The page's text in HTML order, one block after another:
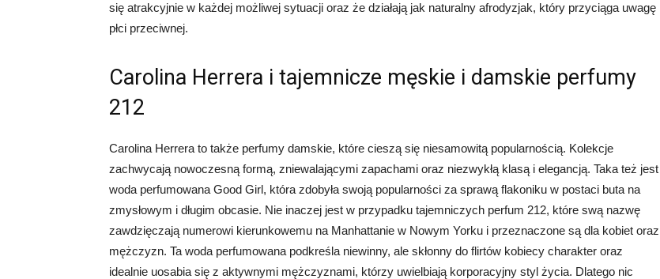
się atrakcyjnie w każdej możliwej sytuacji oraz że działają jak naturalny afrodyzjak, który przyciąga uwagę
płci przeciwnej.
Carolina Herrera i tajemnicze męskie i damskie perfumy
212
Carolina Herrera to także perfumy damskie, które cieszą się niesamowitą popularnością. Kolekcje
zachwycają nowoczesną formą, zniewalającymi zapachami oraz niezwykłą klasą i elegancją. Taka też jest
woda perfumowana Good Girl, która zdobyła swoją popularności za sprawą flakoniku w postaci buta na
zmysłowym i długim obcasie. Nie inaczej jest w przypadku tajemniczych perfum 212, które swą nazwę
zawdzięczają numerowi kierunkowemu na Manhattanie w Nowym Yorku i przeznaczone są dla kobiet oraz
mężczyzn. Ta woda perfumowana podkreśla niewinny, ale skłonny do flirtów kobiecy charakter oraz
idealnie uosabia się z aktywnymi mężczyznami, którzy uwielbiają korporacyjny styl życia. Dlatego nic